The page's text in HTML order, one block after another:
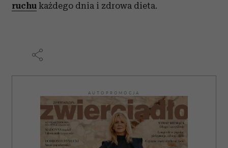
ruchu każdego dnia i zdrowa dieta.
AUTOPROMOCJA